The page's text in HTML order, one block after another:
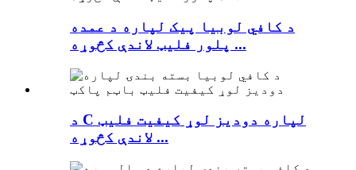
د کافي لوبیا پیک لپاره د عمده
پلور فلیټ لاندې کڅوړه ...
د C لپاره دودیز لوړ کیفیت فلیټ
لاندې کڅوړه ...